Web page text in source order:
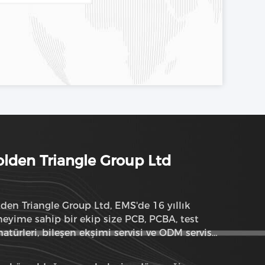
Triangle Group Ltd
Triangle Group Ltd, EMS'de 16 yıllık
sahip bir ekip size PCB, PCBA, test
bileşen ekşimi servisi ve ODM servisi